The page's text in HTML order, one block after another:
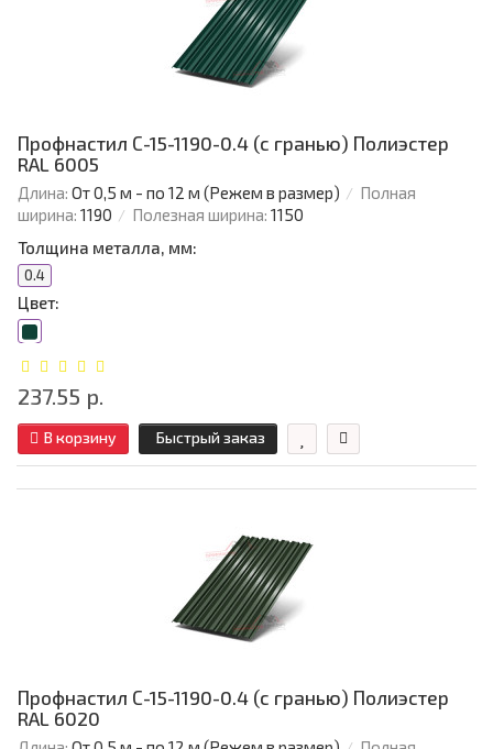
Профнастил С-15-1190-0.4 (с гранью) Полиэстер
RAL 6005
Длина: От 0,5 м - по 12 м (Режем в размер)
Полная
ширина: 1190 Полезная ширина: 1150
Толщина металла, мм:
0.4
Цвет:
237.55 р.
В корзину Быстрый заказ
Профнастил С-15-1190-0.4 (с гранью) Полиэстер
RAL 6020